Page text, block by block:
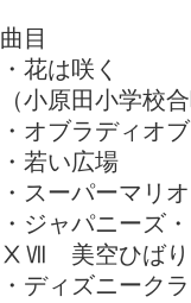
曲目
・花は咲く
（小原田小学校
・オブラディオ
・若い広場
・スーパーマリ
・ジャパニーズ
ⅩⅦ 美空ひばり
・ディズニーク